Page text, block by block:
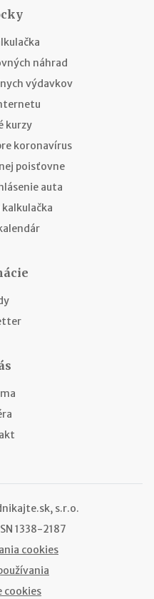
náhrad
výdavkov
kurzy
koronavírus
poisťovne
auta
s.r.o.
1338-2187
cookies
cookies